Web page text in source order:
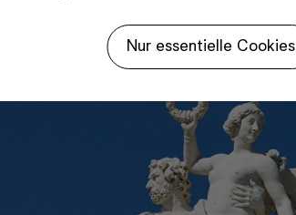
Nur essentielle Cookies